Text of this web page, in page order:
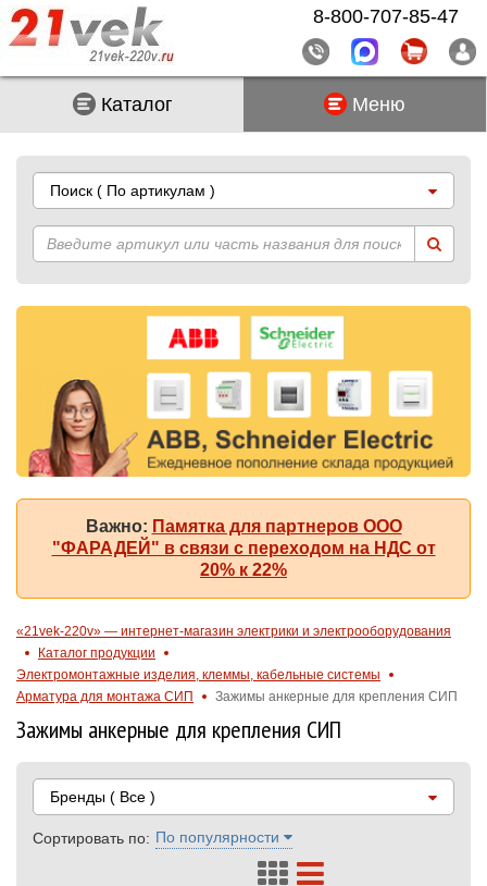
Каталог Меню
Поиск ( По артикулам )
Важно: Памятка для партнеров ООО
"ФАРАДЕЙ" в связи с переходом на НДС от
20% к 22%
«21vek-220v» — интернет-магазин электрики и электрооборудования
Каталог продукции
Электромонтажные изделия, клеммы, кабельные системы
Арматура для монтажа СИП
Зажимы анкерные для крепления СИП
Зажимы анкерные для крепления СИП
Бренды ( Все )
Сортировать по: По популярности
8-800-707-85-47